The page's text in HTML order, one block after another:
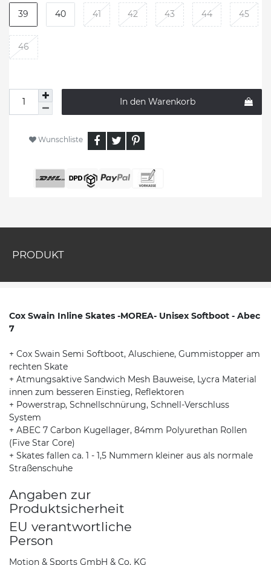
39 40 41 42 43 44 45
46
In den Warenkorb
Wunschliste
PRODUKT
Cox Swain Inline Skates -MOREA- Unisex Softboot - Abec
7
+ Cox Swain Semi Softboot, Aluschiene, Gummistopper am
rechten Skate
+ Atmungsaktive Sandwich Mesh Bauweise, Lycra Material
innen zum besseren Einstieg, Reflektoren
+ Powerstrap, Schnellschnürung, Schnell-Verschluss
System
+ ABEC 7 Carbon Kugellager, 84mm Polyurethan Rollen
(Five Star Core)
+ Skates fallen ca. 1 - 1,5 Nummern kleiner aus als normale
Straßenschuhe
Angaben zur
Produktsicherheit
EU verantwortliche
Person
Motion & Sports GmbH & Co. KG